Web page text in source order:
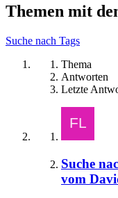
Themen mit
Suche nach Tags
Thema
Antworten
Letzte
Suche
vom